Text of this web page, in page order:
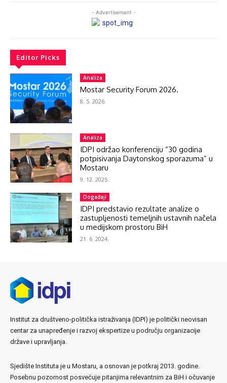
- Advertisement -
Editor Picks
Analiza
Mostar Security Forum 2026.
8. 5. 2026.
Analiza
IDPI održao konferenciju “30 godina
potpisivanja Daytonskog sporazuma” u
Mostaru
9. 12. 2025.
Događaji
IDPI predstavio rezultate analize o
zastupljenosti temeljnih ustavnih načela
u medijskom prostoru BiH
21. 6. 2024.
Institut za društveno-politička istraživanja (IDPI) je politički neovisan
centar za unapređenje i razvoj ekspertize u području organizacije
države i upravljanja.
Sjedište Instituta je u Mostaru, a osnovan je potkraj 2013. godine.
Posebnu pozornost posvećuje pitanjima relevantnim za BiH i očuvanje